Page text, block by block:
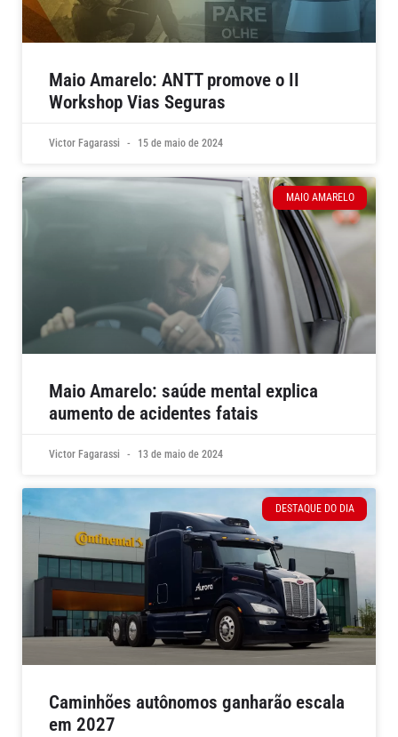
Maio Amarelo: ANTT promove o II
Workshop Vias Seguras
Victor Fagarassi 15 de maio de 2024
MAIO AMARELO
Maio Amarelo: saúde mental explica
aumento de acidentes fatais
Victor Fagarassi 13 de maio de 2024
DESTAQUE DO DIA
Caminhões autônomos ganharão escala
em 2027